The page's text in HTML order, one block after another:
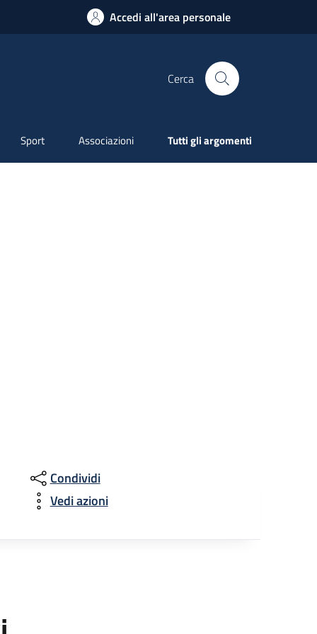
Accedi all'area personale
Cerca
Sport Associazioni Tutti gli argomenti
Condividi
Vedi azioni